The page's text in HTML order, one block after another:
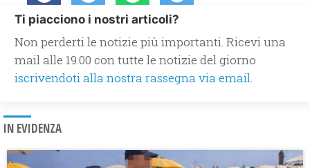
Ti piacciono i nostri articoli?
Non perderti le notizie più importanti. Ricevi una
mail alle 19.00 con tutte le notizie del giorno
iscrivendoti alla nostra rassegna via email.
IN EVIDENZA